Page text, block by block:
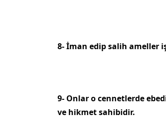
8- İman edip salih ameller
9- Onlar o cennetlerde
ve hikmet sahibidir.